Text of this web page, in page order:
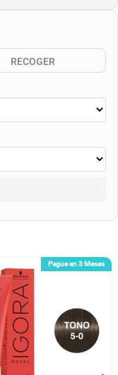
RECOGER
Pague en 3 Meses